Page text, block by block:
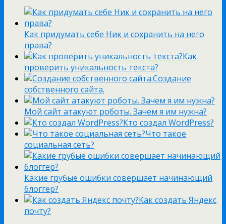
Как придумать себе Ник и сохранить на него
права?
Как
проверить уникальность текста?
Создание
собственного сайта.
Мой сайт атакуют роботы. Зачем я им нужна?
Кто создал WordPress?
Что такое
социальная сеть?
Какие грубые ошибки совершает начинающий
блоггер?
Как создать Яндекс
почту?